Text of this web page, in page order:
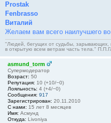
Prostak
Fenbrasso
Виталий
Желаем вам всего наилучшего
"Людей, бегущих от судьбы, зарывающих,
в открытую всем ветрам часть тела."
asmund_torm
Супермодератор
Возраст: 50
Репутация: 10 (+10/−0)
Лояльность: 4 (+4/−0)
Сообщения: 917
Зарегистрирован: 20.11.2010
С нами: 15 лет 8 месяцев
Имя: Асмунд
Откуда: Livoniya